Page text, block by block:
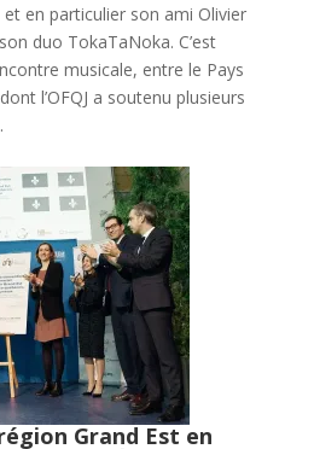
en particulier son ami Olivier
duo TokaTaNoka. C’est
musicale, entre le Pays
l’OFQJ a soutenu plusieurs
Grand Est en